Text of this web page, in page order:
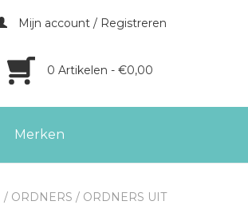
Mijn account / Registreren
0 Artikelen - €0,00
Merken
/ ORDNERS / ORDNERS UIT